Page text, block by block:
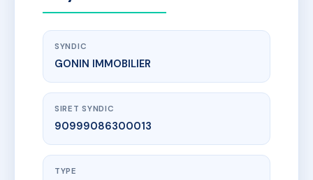
SYNDIC
GONIN IMMOBILIER
SIRET SYNDIC
90999086300013
TYPE